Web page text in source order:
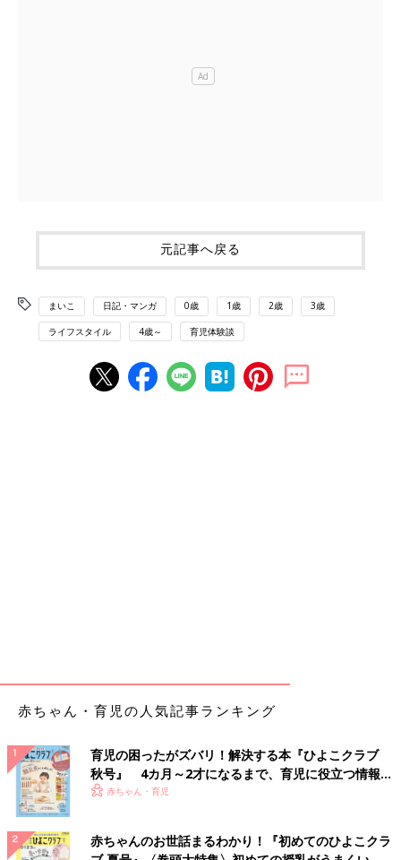
元記事へ戻る
まいこ 日記・マンガ 0歳 1歳 2歳 3歳
ライフスタイル 4歳～ 育児体験談
赤ちゃん・育児の人気記事ランキング
育児の困ったがズバリ！解決する本『ひよこクラブ
秋号』 4カ月～2才になるまで、育児に役立つ情報が
いっぱい！
赤ちゃん・育児
赤ちゃんのお世話まるわかり！『初めてのひよこクラ